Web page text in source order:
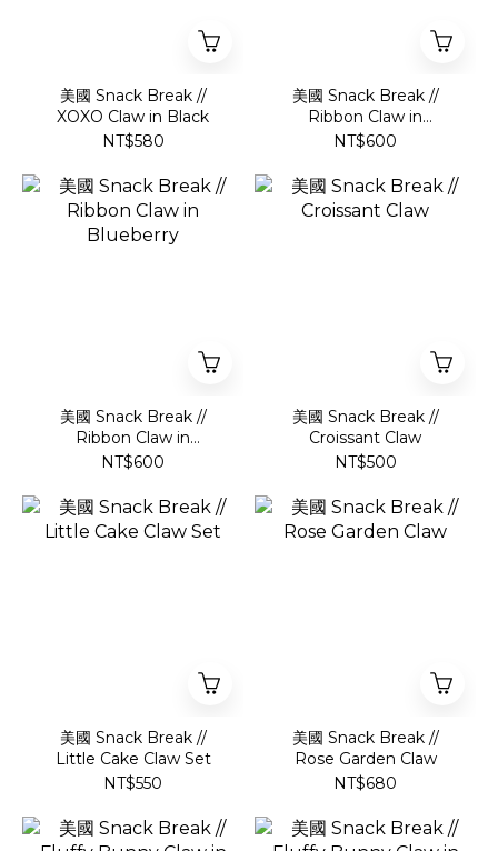
美國 Snack Break //
XOXO Claw in Black
NT$580
美國 Snack Break //
Ribbon Claw in
Strawberry
NT$600
美國 Snack Break //
Ribbon Claw in
Blueberry
NT$600
美國 Snack Break //
Croissant Claw
NT$500
美國 Snack Break //
Little Cake Claw Set
NT$550
美國 Snack Break //
Rose Garden Claw
NT$680